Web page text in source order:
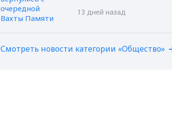
13 дней назад
Смотреть новости категории «Общество»